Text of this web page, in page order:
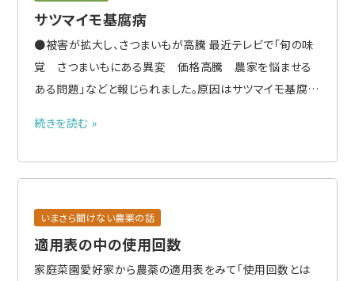
サツマイモ基腐病
●被害が拡大し、さつまいもが高騰 最近テレビで「旬の味
覚 さつまいもにある異変 価格高騰 農家を悩ませる
ある問題」などと報じられました。原因はサツマイモ基腐病
だったことで多くのところでイモの腐れが発生し不作にな
縄県で初めて..
続きを読む »
いまさら聞けない農薬の話
適用表の中の使用回数
家庭菜園愛好家から農薬の適用表をみて「使用回数とは